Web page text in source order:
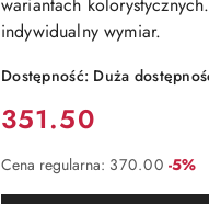
indywidualny wymiar.
Dostępność: Duża
Cena:
351.50
Cena regularna: 370.00 Rabat:
-5%